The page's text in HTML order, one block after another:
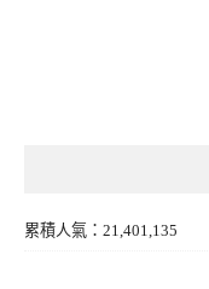
累積人氣：21,401,135